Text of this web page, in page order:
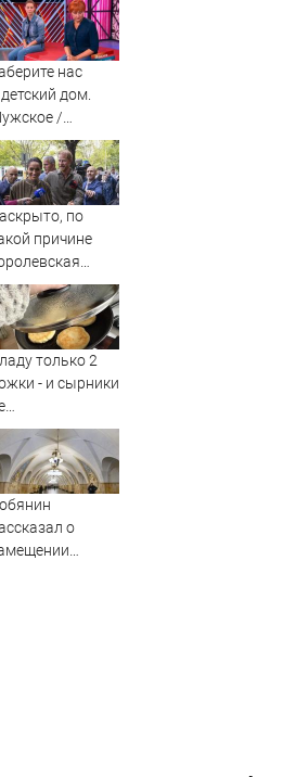
нас
дом.
/
Самые
выпуска
25.09.2019
по
причине
летие Меган
только 2
- и сырники
каши -
о